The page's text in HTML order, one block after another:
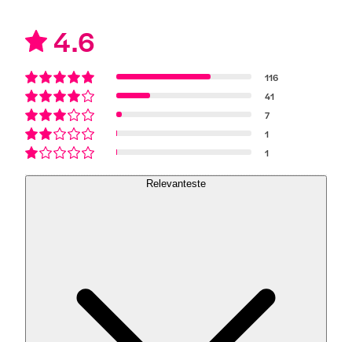
4.6
116
41
7
1
1
Relevanteste